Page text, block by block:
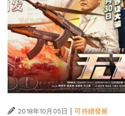
2018年10月05日 | 可持續發展